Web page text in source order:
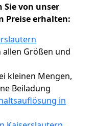
Sie von unser
Preise erhalten:
allen Größen und
kleinen Mengen,
Beiladung
in